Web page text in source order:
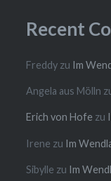
Recent
Freddy zu Im
Angela aus Mölln
Erich von Hofe zu
Irene zu Im
Sibylle zu Im